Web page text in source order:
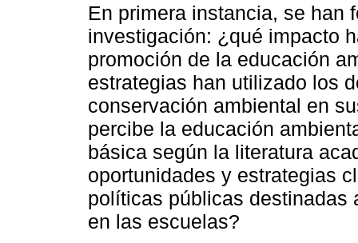
En primera instancia, se han
investigación: ¿qué impacto
promoción de la educación
estrategias han utilizado los
conservación ambiental en
percibe la educación
básica según la literatura
oportunidades y estrategias
políticas públicas destinadas
en las escuelas?